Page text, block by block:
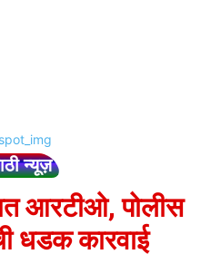
न्यूज़
आरटीओ, पोलीस
धडक कारवाई